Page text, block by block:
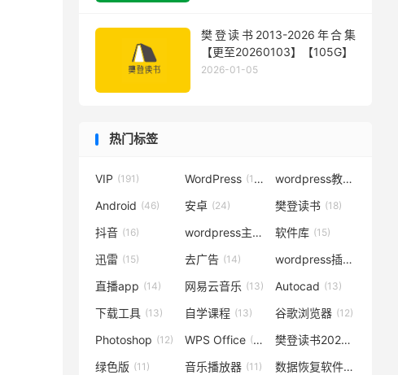
樊登读书2013-2026年合集
【更至20260103】【105G】
2026-01-05
热门标签
VIP (191) WordPress (119) wordpress教程
Android (46) 安卓 (24) 樊登读书 (18)
抖音 (16) wordpress主题 (15)
软件库 (15)
迅雷 (15) 去广告 (14) wordpress插件
直播app (14) 网易云音乐 (13) Autocad (13)
下载工具 (13) 自学课程 (13) 谷歌浏览器 (12)
Photoshop (12) WPS Office (12) 樊登读书2020
绿色版 (11) 音乐播放器 (11) 数据恢复软件(11)